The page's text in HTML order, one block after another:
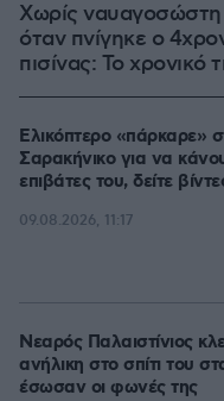
Χωρίς
όταν πνίγηκε ο
πισίνας: Το χρονικό
Ελικόπτερο «πάρκαρε»
Σαρακήνικο για να
επιβάτες του, δείτε
09.08.2026, 11:17
Νεαρός Παλαιστίνιος
ανήλικη στο σπίτι του
έσωσαν οι φωνές της